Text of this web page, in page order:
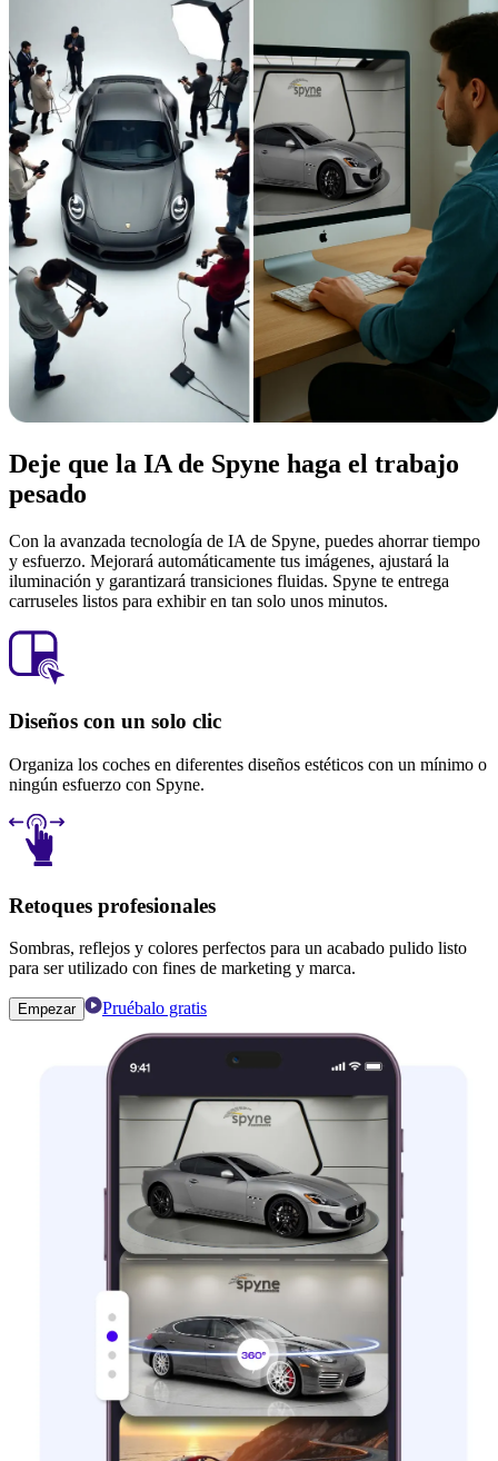
Deje que la IA de Spyne haga el trabajo
pesado
Con la avanzada tecnología de IA de Spyne, puedes ahorrar tiempo
y esfuerzo. Mejorará automáticamente tus imágenes, ajustará la
iluminación y garantizará transiciones fluidas. Spyne te entrega
carruseles listos para exhibir en tan solo unos minutos.
Diseños con un solo clic
Organiza los coches en diferentes diseños estéticos con un mínimo o
ningún esfuerzo con Spyne.
Retoques profesionales
Sombras, reflejos y colores perfectos para un acabado pulido listo
para ser utilizado con fines de marketing y marca.
Empezar Pruébalo gratis